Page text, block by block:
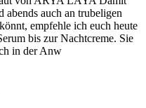
abends auch an trubeligen
empfehle ich euch heute
bis zur Nachtcreme. Sie
in der Anw